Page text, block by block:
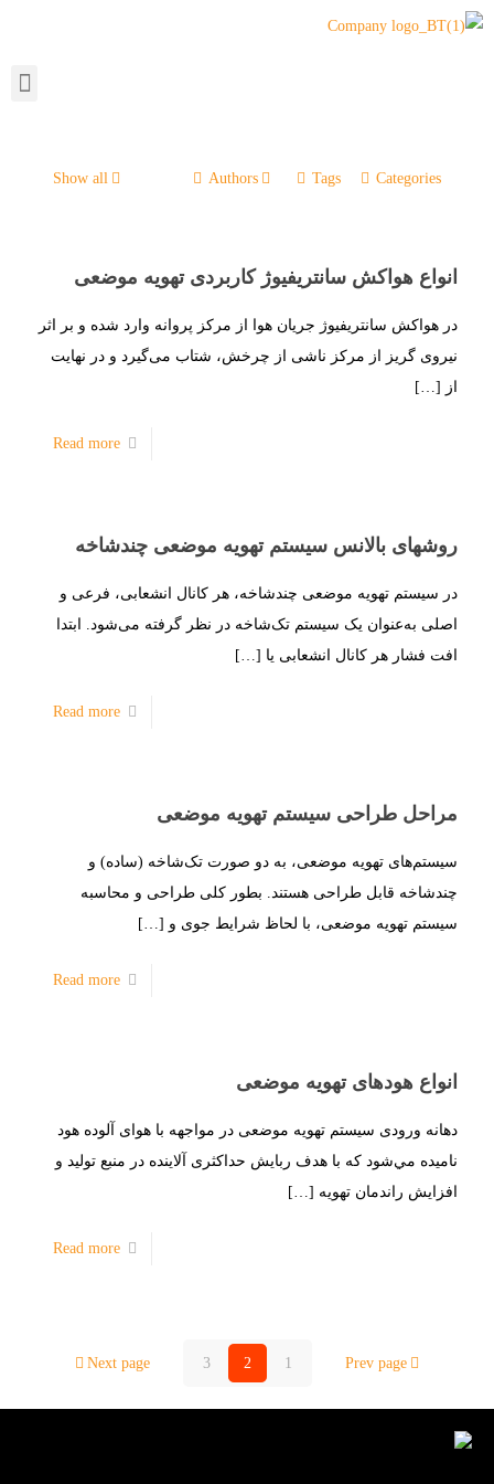
Categories
Tags
Authors
Show all
انواع هواکش سانتریفیوژ کاربردی تهویه موضعی
در هواکش‌ سانتریفیوژ جریان هوا از مرکز پروانه وارد شده و بر اثر
نیروی گریز از مرکز ناشی از چرخش، شتاب می‌گیرد و در نهایت
از
[…]
Read more
روشهای بالانس سیستم تهویه موضعی چندشاخه
در سیستم‌ تهویه موضعی چند‌شاخه، هر کانال انشعابی، فرعی و
اصلی به‌عنوان یک سیستم تک‌شاخه در نظر گرفته می‌شود. ابتدا
افت فشار هر کانال انشعابی یا […]
Read more
مراحل طراحی سیستم تهویه موضعی
سیستم‌های تهویه موضعی، به دو صورت تک‌شاخه (ساده) و
چند‌شاخه قابل طراحی هستند. بطور کلی طراحی و محاسبه
سیستم تهویه موضعی، با لحاظ شرایط جوی و […]
Read more
انواع هودهای تهویه موضعی
دهانه ورودی سیستم تهویه موضعی در مواجهه با هوای آلوده هود
نامیده مي‌شود که با هدف ربایش حداکثری آلاينده در منبع تولید و
افزايش راندمان تهويه […]
Read more
Prev page
1
2
3
Next page